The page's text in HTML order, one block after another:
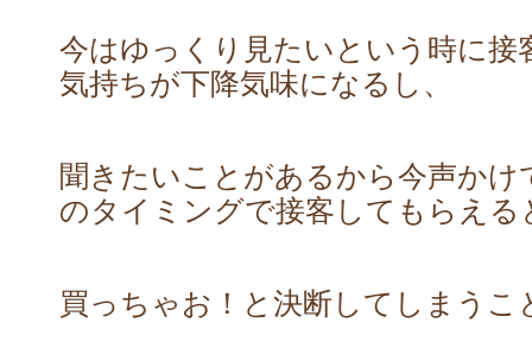
今はゆっくり見たいという時に接
気持ちが下降気味になるし、
聞きたいことがあるから今声かけ
のタイミングで接客してもらえる
買っちゃお！と決断してしまうこ